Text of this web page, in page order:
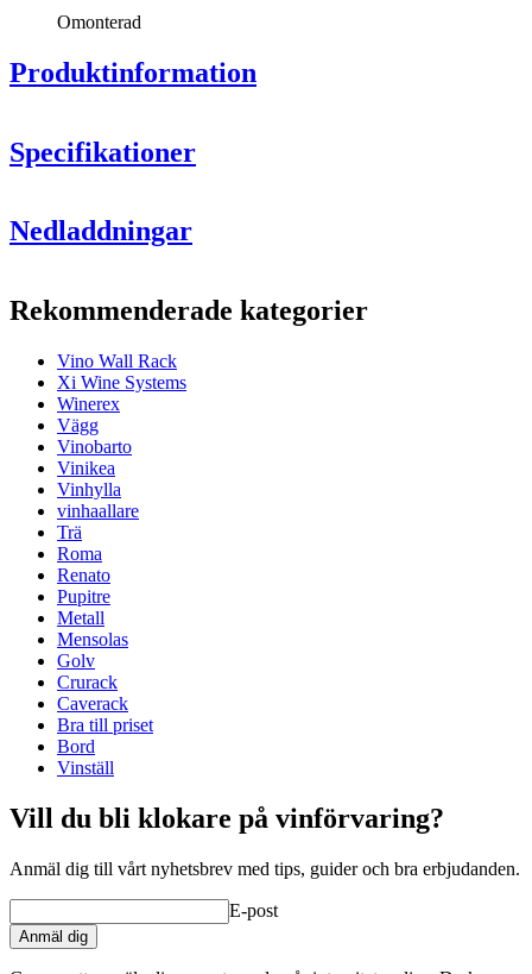
Omonterad
Produktinformation
Specifikationer
ProduktnummerVWR9
YtaMetall, Svart
PlaceringVägg
LeveransOmonterad
Flaskor
Antal flaskor (Bordeaux)
Flasktyp
Mått (BxHxD cm)
Höjd (cm)
Bredd (cm)
Djup (cm)
Vikt (kg)2.2
Nedladdningar
Rekommenderade kategorier
Vino Wall Rack
Xi Wine Systems
Winerex
Vägg
Vinobarto
Vinikea
Vinhylla
vinhaallare
Trä
Roma
Renato
Pupitre
Metall
Mensolas
Golv
Crurack
Caverack
Bra till priset
Bord
Vinställ
Vill du bli klokare på vinförvaring?
Anmäl dig till vårt nyhetsbrev med tips, guider och bra erbjudanden.
E-post
Anmäl dig